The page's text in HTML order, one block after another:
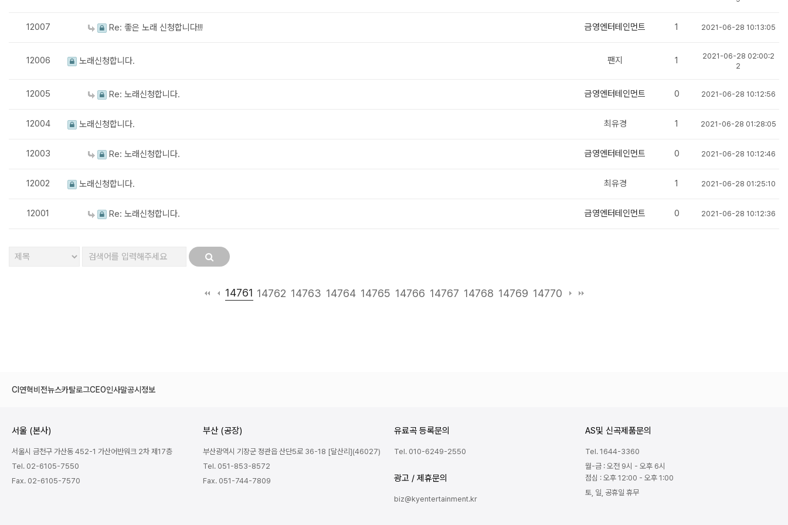
12007 Re: 좋은 노래 신청합니다!!! 금영엔터테인먼트 1 2021-06-28 10:13:05
12006 노래신청합니다. 팬지 1
2021-06-28 02:00:2
2
12005 Re: 노래신청합니다. 금영엔터테인먼트 0 2021-06-28 10:12:56
12004 노래신청합니다. 최유경 1 2021-06-28 01:28:05
12003 Re: 노래신청합니다. 금영엔터테인먼트 0 2021-06-28 10:12:46
12002 노래신청합니다. 최유경 1 2021-06-28 01:25:10
12001 Re: 노래신청합니다. 금영엔터테인먼트 0 2021-06-28 10:12:36
14761 14762 14763 14764 14765 14766 14767 14768 14769 14770
다음맨끝
CI 연혁비전뉴스카탈로그CEO인사말공시정보
서울 (본사)
서울시 금천구 가산동 452-1 가산어반워크 2차 제17층
Tel. 02-6105-7550
Fax. 02-6105-7570
부산 (공장)
부산광역시 기장군 정관읍 산단5로 36-18 [달산리](46027)
Tel. 051-853-8572
Fax. 051-744-7809
유료곡 등록문의
Tel. 010-6249-2550
광고 / 제휴문의
biz@kyentertainment.kr
AS및 신곡제품문의
Tel. 1644-3360
월-금 : 오전 9시 - 오후 6시
점심 : 오후 12:00 - 오후 1:00
토, 일, 공휴일 휴무